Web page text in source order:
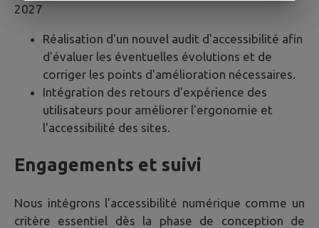
2027
Réalisation d'un nouvel audit d'accessibilité afin
d'évaluer les éventuelles évolutions et de
corriger les points d'amélioration nécessaires.
Intégration des retours d'expérience des
utilisateurs pour améliorer l'ergonomie et
l'accessibilité des sites.
Engagements et suivi
Nous intégrons l'accessibilité numérique comme un
critère essentiel dès la phase de conception de